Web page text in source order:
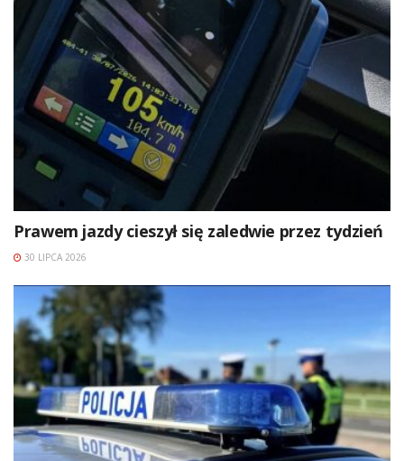
Prawem jazdy cieszył się zaledwie przez tydzień
30 LIPCA 2026